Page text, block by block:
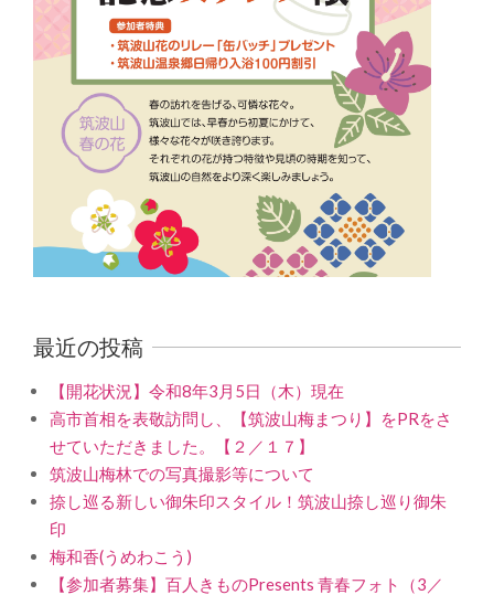
最近の投稿
【開花状況】令和8年3月5日（木）現在
高市首相を表敬訪問し、【筑波山梅まつり】をPRをさ
せていただきました。【２／１７】
筑波山梅林での写真撮影等について
捺し巡る新しい御朱印スタイル！筑波山捺し巡り御朱
印
梅和香(うめわこう)
【参加者募集】百人きものPresents 青春フォト（3／